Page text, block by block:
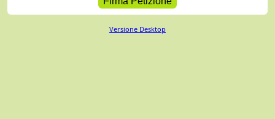
Versione Desktop